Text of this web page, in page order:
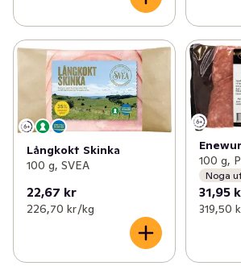
Långkokt Skinka
100 g, SVEA
22,67 kr
226,70 kr /kg
100 g,
Noga
31,95
319,50